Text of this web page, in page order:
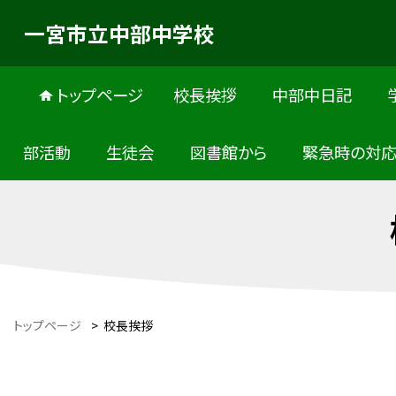
一宮市立中部中学校
トップページ 校長挨拶 中部中日記
部活動 生徒会 図書館から 緊急時の対
トップページ > 校長挨拶